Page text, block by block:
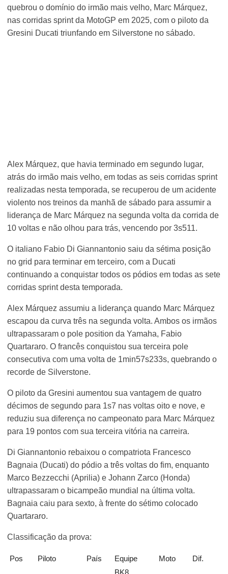
quebrou o domínio do irmão mais velho, Marc Márquez,
nas corridas sprint da MotoGP em 2025, com o piloto da
Gresini Ducati triunfando em Silverstone no sábado.
Alex Márquez, que havia terminado em segundo lugar,
atrás do irmão mais velho, em todas as seis corridas sprint
realizadas nesta temporada, se recuperou de um acidente
violento nos treinos da manhã de sábado para assumir a
liderança de Marc Márquez na segunda volta da corrida de
10 voltas e não olhou para trás, vencendo por 3s511.
O italiano Fabio Di Giannantonio saiu da sétima posição
no grid para terminar em terceiro, com a Ducati
continuando a conquistar todos os pódios em todas as sete
corridas sprint desta temporada.
Alex Márquez assumiu a liderança quando Marc Márquez
escapou da curva três na segunda volta. Ambos os irmãos
ultrapassaram o pole position da Yamaha, Fabio
Quartararo. O francês conquistou sua terceira pole
consecutiva com uma volta de 1min57s233s, quebrando o
recorde de Silverstone.
O piloto da Gresini aumentou sua vantagem de quatro
décimos de segundo para 1s7 nas voltas oito e nove, e
reduziu sua diferença no campeonato para Marc Márquez
para 19 pontos com sua terceira vitória na carreira.
Di Giannantonio rebaixou o compatriota Francesco
Bagnaia (Ducati) do pódio a três voltas do fim, enquanto
Marco Bezzecchi (Aprilia) e Johann Zarco (Honda)
ultrapassaram o bicampeão mundial na última volta.
Bagnaia caiu para sexto, à frente do sétimo colocado
Quartararo.
Classificação da prova:
Pos Piloto País Equipe Moto Dif.